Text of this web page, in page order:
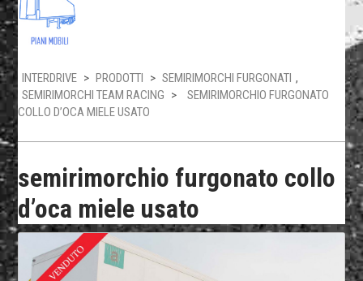
INTERDRIVE > PRODOTTI > SEMIRIMORCHI FURGONATI ,
SEMIRIMORCHI TEAM RACING >
SEMIRIMORCHIO FURGONATO
COLLO D’OCA MIELE USATO
semirimorchio furgonato collo
d’oca miele usato